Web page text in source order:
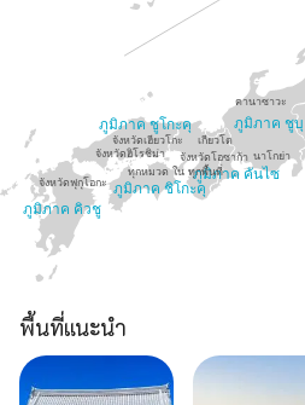
ภูมิภาค ชูบุ
ภูมิภาค คันไซ
ภูมิภาค ชิโกะคุ
ภูมิภาค คิวชู
ภูมิภาค ชูโกะคุ
คานาซาวะ
นาโกย่า
เกียวโต
จังหวัดโอซาก้า
จังหวัดฮิโรชิม่า
ทุกหมวด ใน ทุกพื้นที่
จังหวัดฟุกุโอกะ
จังหวัดเฮียวโกะ
พื้นที่แนะนำ